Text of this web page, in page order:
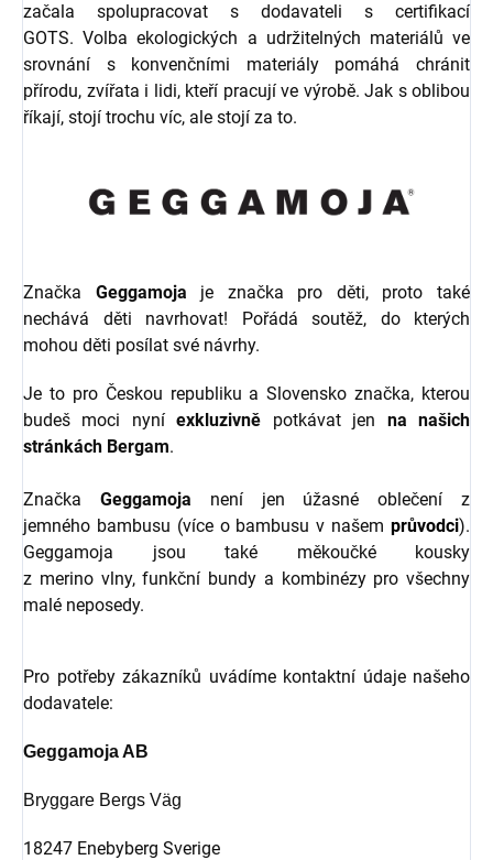
začala spolupracovat s dodavateli s certifikací
GOTS. Volba ekologických a udržitelných materiálů ve
srovnání s konvenčními materiály pomáhá chránit
přírodu, zvířata i lidi, kteří pracují ve výrobě. Jak s oblibou
říkají, stojí trochu víc, ale stojí za to.
Značka Geggamoja je značka pro děti, proto také
nechává děti navrhovat! Pořádá soutěž, do kterých
mohou děti posílat své návrhy.
Je to pro Českou republiku a Slovensko značka, kterou
budeš moci nyníexkluzivně potkávat jen na našich
stránkách Bergam.
Značka Geggamoja není jen úžasné oblečení z
jemného bambusu (více o bambusu v našem průvodci).
Geggamoja jsou také měkoučké kousky
z merino vlny, funkční bundy a kombinézy pro všechny
malé neposedy.
Pro potřeby zákazníků uvádíme kontaktní údaje našeho
dodavatele:
Geggamoja AB
Bryggare Bergs Väg
18247 Enebyberg Sverige